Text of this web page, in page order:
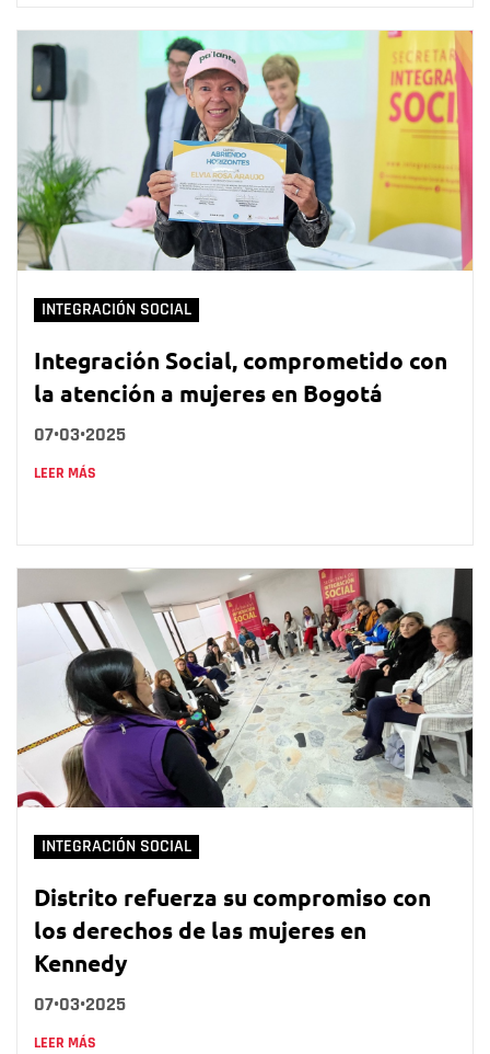
INTEGRACIÓN SOCIAL
Integración Social, comprometido con
la atención a mujeres en Bogotá
07•03•2025
LEER MÁS
INTEGRACIÓN SOCIAL
Distrito refuerza su compromiso con
los derechos de las mujeres en
Kennedy
07•03•2025
LEER MÁS